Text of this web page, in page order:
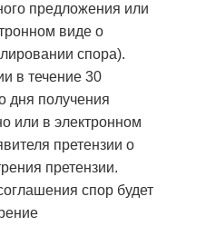
предложения или
виде о
спора).
в течение 30
дня получения
или в электронном
претензии о
претензии.
спор будет